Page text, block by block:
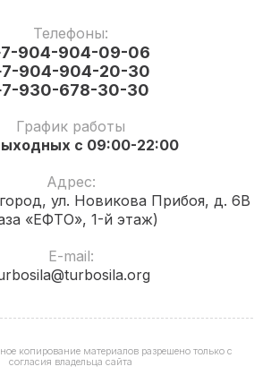
Телефоны:
904-904-09-06
904-904-20-30
930-678-30-30
График работы
с 09:00-22:00
Адрес:
ул. Новикова Прибоя, д. 6В
«ЕФТО», 1-й этаж)
E-mail:
копирование материалов разрешено только с
согласия владельца сайта